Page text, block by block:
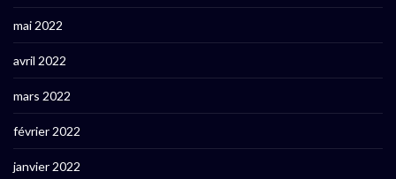
mai 2022
avril 2022
mars 2022
février 2022
janvier 2022